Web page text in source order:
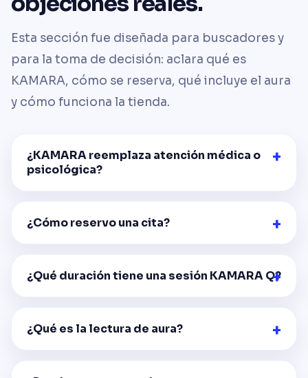
Esta sección fue diseñada para buscadores y
para la toma de decisión: aclara qué es
KAMARA, cómo se reserva, qué incluye el aura
y cómo funciona la tienda.
¿KAMARA reemplaza atención médica o
psicológica?
¿Cómo reservo una cita?
¿Qué duración tiene una sesión KAMARA Q?
¿Qué es la lectura de aura?